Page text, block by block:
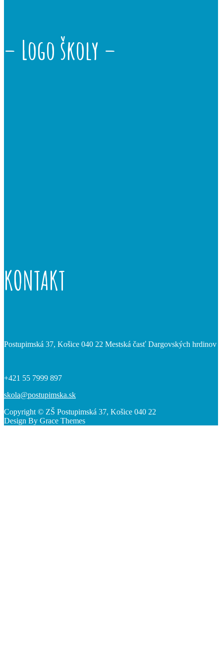
– Logo školy –
KONTAKT
Postupimská 37, Košice 040 22 Mestská časť Dargovských hrdinov
+421 55 7999 897
skola@postupimska.sk
Copyright © ZŠ Postupimská 37, Košice 040 22
Design By Grace Themes